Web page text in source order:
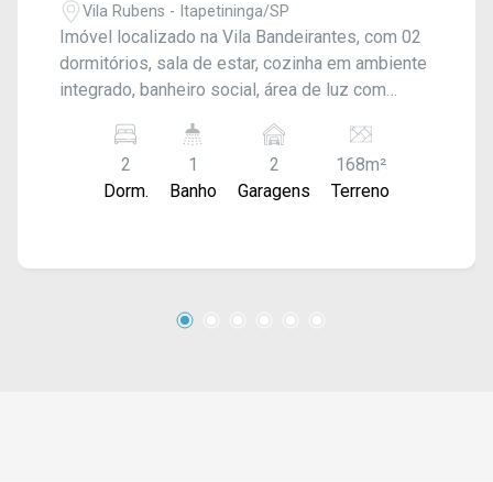
Vila Rubens - Itapetininga/SP
Imóvel localizado na Vila Bandeirantes, com 02
dormitórios, sala de estar, cozinha em ambiente
integrado, banheiro social, área de luz com
gramado ao fundo e garagem para 02 veículos.
2
Dorm.
1
Banho
2
Garagens
168m²
Terreno